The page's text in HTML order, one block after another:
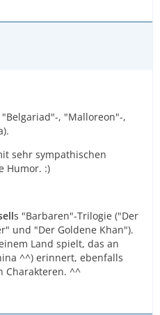
"Belgariad"-, "Malloreon"-,
sehr sympathischen
Humor. :)
s "Barbaren"-Trilogie ("Der
und "Der Goldene Khan").
Land spielt, das an
^^) erinnert, ebenfalls
Charakteren. ^^